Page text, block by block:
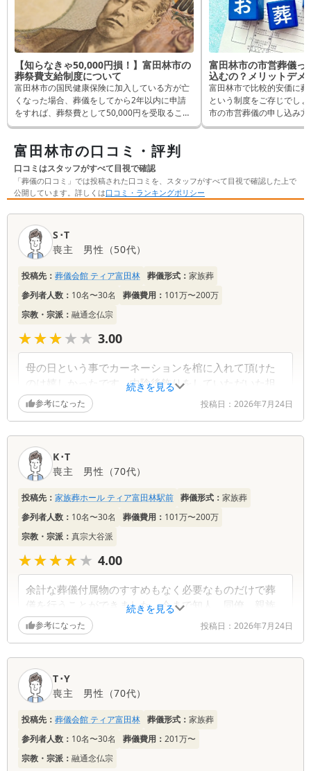
【知らなきゃ50,000円損！】富田林市の
葬祭費支給制度について
富田林市の国民健康保険に加入している方が亡
くなった場合、葬儀をしてから2年以内に申請
をすれば、葬祭費として50,000円を受取ること
ができます。 逆に申請しないと、せっかく受け
います。 そんなことにならないよう、この記事
では申請方法など詳しく解説します。
富田林市の市営葬儀っ
込むの？メリットデメ
富田林市で比較的安価に
という制度をご存じでし
市の市営葬儀の申し込み
リットについて書いてい
富田林市の口コミ・評判
口コミはスタッフがすべて目視で確認
「葬儀の口コミ」では投稿された口コミを、スタッフがすべて目視で確認した上で
公開しています。詳しくは口コミ・ランキングポリシー
口
続きを見る
S･T
喪主
男性 （50代）
投稿先： 葬儀会館 ティア富田林 葬儀形式： 家族葬
参列者人数： 10名〜30名 葬儀費用： 101万〜200万
宗教・宗派： 融通念仏宗
★★★★★
★★★★★ 3.00
母の日という事でカーネーションを棺に入れて頂けた
のは嬉しかったです。中陰後飾りをしていただいた担
当の方はとても丁寧に説明をして下さり、知識も豊富
で感心しました。
参考になった 投稿日： 2026年7月24日
続きを見る
K･T
喪主
男性 （70代）
投稿先： 家族葬ホール ティア富田林駅前 葬儀形式： 家族葬
参列者人数： 10名〜30名 葬儀費用： 101万〜200万
宗教・宗派： 真宗大谷派
★★★★★
★★★★★ 4.00
余計な葬儀付属物のすすめもなく必要なものだけで葬
儀を行うことができました。今まで知人、同僚、親族
の葬儀を経験してきましたが、湯灌師の若いお二人の
所作は故人の尊い体をいたわるように行われ、とても
参考になった 投稿日： 2026年7月24日
T･Y
喪主
男性 （70代）
投稿先： 葬儀会館 ティア富田林 葬儀形式： 家族葬
参列者人数： 10名〜30名 葬儀費用： 201万〜
宗教・宗派： 融通念仏宗